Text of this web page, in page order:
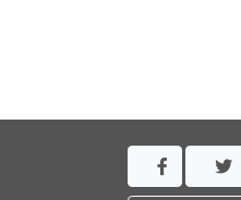
 